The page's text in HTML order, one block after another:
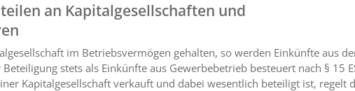
an Kapitalgesellschaften und
im Betriebsvermögen gehalten, so werden Einkünfte aus
stets als Einkünfte aus Gewerbebetrieb besteuert nach § 15
Kapitalgesellschaft verkauft und dabei wesentlich beteiligt ist, regelt